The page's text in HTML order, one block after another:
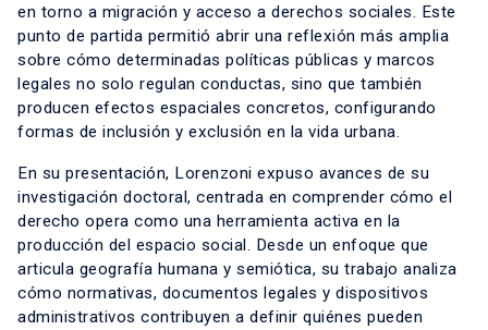
en torno a migración y acceso a derechos sociales. Este
punto de partida permitió abrir una reflexión más amplia
sobre cómo determinadas políticas públicas y marcos
legales no solo regulan conductas, sino que también
producen efectos espaciales concretos, configurando
formas de inclusión y exclusión en la vida urbana.
En su presentación, Lorenzoni expuso avances de su
investigación doctoral, centrada en comprender cómo el
derecho opera como una herramienta activa en la
producción del espacio social. Desde un enfoque que
articula geografía humana y semiótica, su trabajo analiza
cómo normativas, documentos legales y dispositivos
administrativos contribuyen a definir quiénes pueden